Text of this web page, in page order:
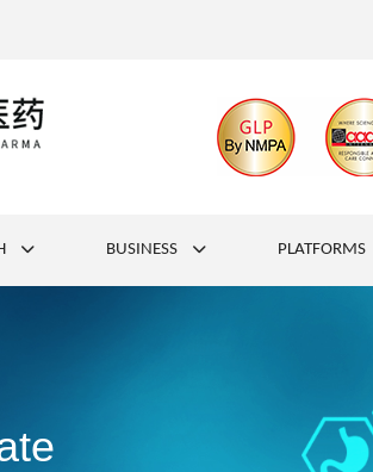
BUSINESS PLATFORMS